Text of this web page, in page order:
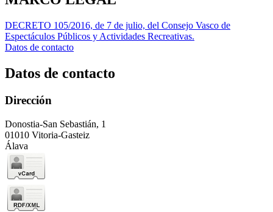
DECRETO 105/2016, de 7 de julio, del Consejo Vasco de
Espectáculos Públicos y Actividades Recreativas.
Datos de contacto
Datos de contacto
Dirección
Donostia-San Sebastián, 1
01010 Vitoria-Gasteiz
Álava